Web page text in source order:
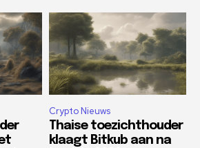
Crypto Nieuws
Thaise toezichthouder
klaagt Bitkub aan na